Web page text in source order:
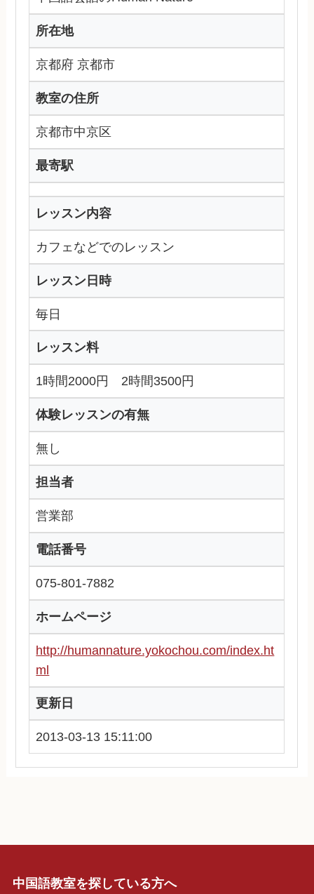
所在地
京都府 京都市
教室の住所
京都市中京区
最寄駅
レッスン内容
カフェなどでのレッスン
レッスン日時
毎日
レッスン料
1時間2000円 2時間3500円
体験レッスンの有無
無し
担当者
営業部
電話番号
075-801-7882
ホームページ
http://humannature.yokochou.com/index.ht
ml
更新日
2013-03-13 15:11:00
中国語教室を探している方へ